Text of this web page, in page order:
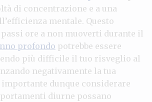
di concentrazione e a una
mentale. Questo
ore a non muoverti durante il
profondo potrebbe essere
più difficile il tuo risveglio al
negativamente la tua
importante dunque considerare
diurne possano